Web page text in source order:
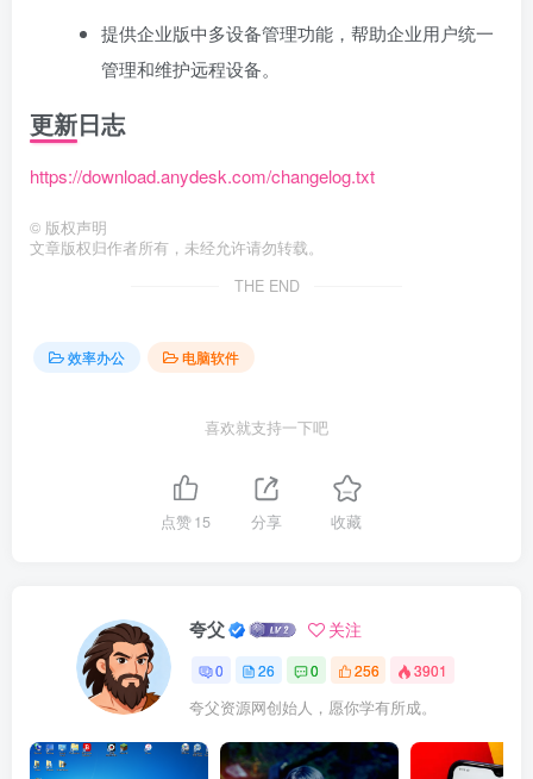
提供企业版中多设备管理功能，帮助企业用户统一
管理和维护远程设备。
更新日志
https://download.anydesk.com/changelog.txt
© 版权声明
文章版权归作者所有，未经允许请勿转载。
THE END
效率办公 电脑软件
喜欢就支持一下吧
点赞15 分享 收藏
夸父 关注
0 26 0 256 3901
夸父资源网创始人，愿你学有所成。